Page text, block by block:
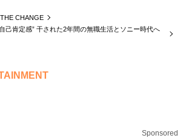
CHANGE
己肯定感” 干された2年間の無職生活とソニー時代へ
Sponsored